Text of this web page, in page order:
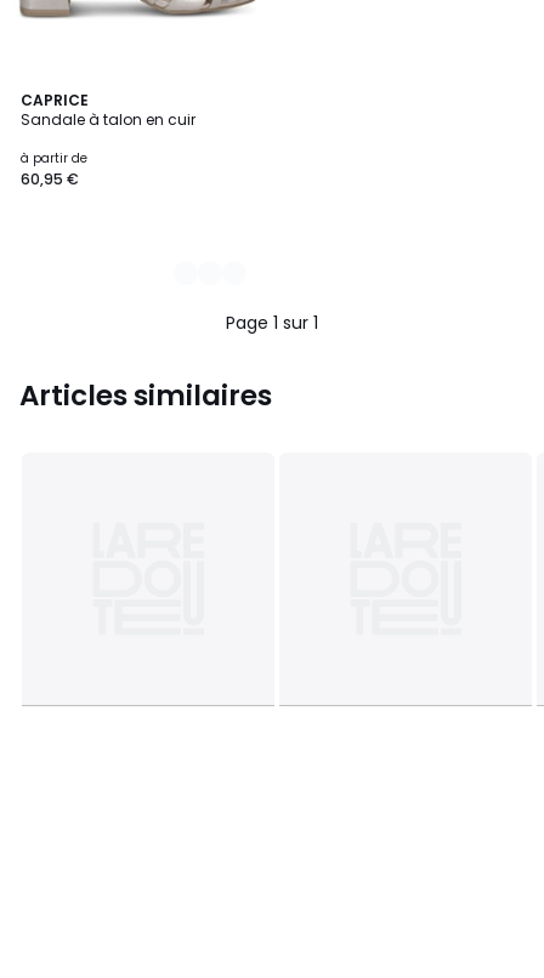
CAPRICE
Sandale à talon en cuir
à partir de
60,95 €
3
Couleurs
Page 1 sur 1
Articles similaires